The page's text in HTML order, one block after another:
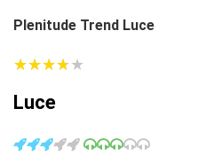
Plenitude Trend Luce
★★★★★
★★★★★
Luce